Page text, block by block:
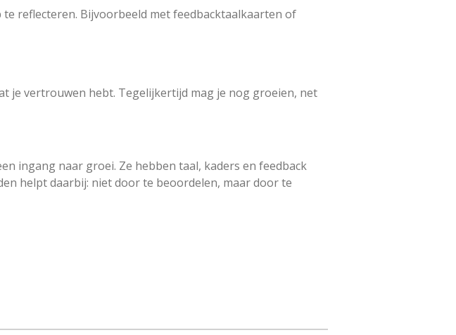
reflecteren. Bijvoorbeeld met feedbacktaalkaarten of
je vertrouwen hebt. Tegelijkertijd mag je nog groeien, net
ingang naar groei. Ze hebben taal, kaders en feedback
helpt daarbij: niet door te beoordelen, maar door te